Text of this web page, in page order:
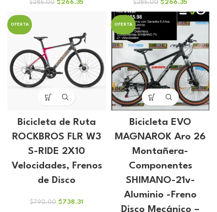
$285.00 El
$285.00.
$266.35
$266.35.
$285.00 El
precio
original
$285.00.
$266.35
precio
actual
$266.35.
OFERTA
Bicicleta de Ruta
ROCKBROS FLR W3
S-RIDE 2X10
Velocidades, Frenos
de Disco
$790.00 El
$738.31
OFERTA
Bicicleta EVO
MAGNAROK Aro 26
Montañera-
Componentes
SHIMANO-21v-
Aluminio -Freno
Disco Mecánico –